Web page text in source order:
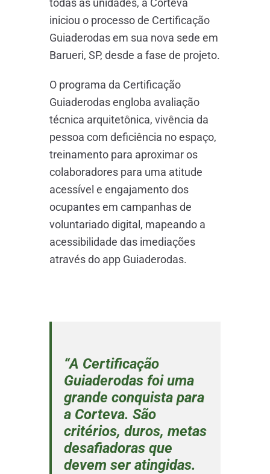
todas as unidades, a Corteva
iniciou o processo de Certificação
Guiaderodas em sua nova sede em
Barueri, SP, desde a fase de projeto.
O programa da Certificação
Guiaderodas engloba avaliação
técnica arquitetônica, vivência da
pessoa com deficiência no espaço,
treinamento para aproximar os
colaboradores para uma atitude
acessível e engajamento dos
ocupantes em campanhas de
voluntariado digital, mapeando a
acessibilidade das imediações
através do app Guiaderodas.
“A Certificação
Guiaderodas foi uma
grande conquista para
a Corteva. São
critérios, duros, metas
desafiadoras que
devem ser atingidas.